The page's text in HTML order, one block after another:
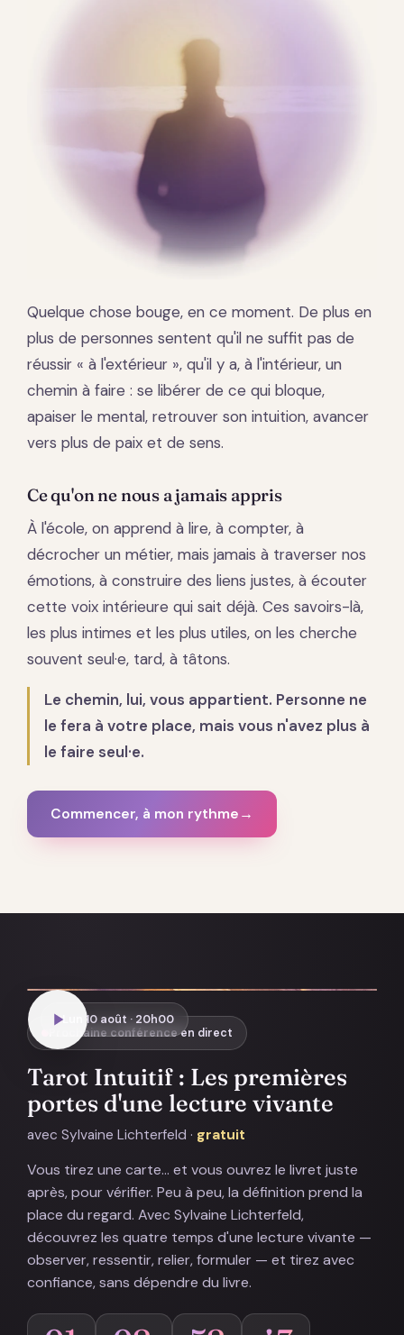
Quelque chose bouge, en ce moment. De plus en
plus de personnes sentent qu'il ne suffit pas de
réussir « à l'extérieur », qu'il y a, à l'intérieur, un
chemin à faire : se libérer de ce qui bloque,
apaiser le mental, retrouver son intuition, avancer
vers plus de paix et de sens.
Ce qu'on ne nous a jamais appris
À l'école, on apprend à lire, à compter, à
décrocher un métier, mais jamais à traverser nos
émotions, à construire des liens justes, à écouter
cette voix intérieure qui sait déjà. Ces savoirs-là,
les plus intimes et les plus utiles, on les cherche
souvent seul·e, tard, à tâtons.
Le chemin, lui, vous appartient. Personne ne
le fera à votre place, mais vous n'avez plus à
le faire seul·e.
Commencer, à mon rythme →
Prochaine conférence en direct
Tarot Intuitif : Les premières
portes d'une lecture vivante
avec Sylvaine Lichterfeld · gratuit
Vous tirez une carte… et vous ouvrez le livret juste
après, pour vérifier. Peu à peu, la définition prend la
place du regard. Avec Sylvaine Lichterfeld,
découvrez les quatre temps d'une lecture vivante —
observer, ressentir, relier, formuler — et tirez avec
confiance, sans dépendre du livre.
Lun 10 août · 20h00